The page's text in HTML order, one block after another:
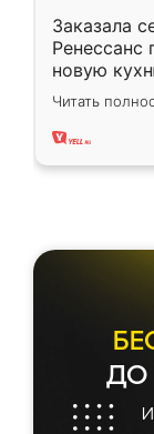
Заказала
Ренессанс
новую
вполне
два года,
Читать
ДО